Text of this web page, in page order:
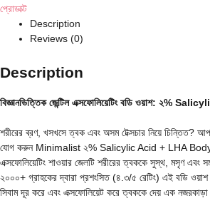
প্রোডাক্ট
Description
Reviews (0)
Description
বিজ্ঞানভিত্তিক জেন্টিল এক্সফোলিয়েটিং বডি ওয়াশ: ২%
শরীরের ব্রণ, খসখসে ত্বক এবং অসম টেক্সচার নিয়ে চিন্তিত?
যোগ করুন Minimalist ২% Salicylic Acid + LHA Body
এক্সফোলিয়েটিং শাওয়ার জেলটি শরীরের ত্বককে সুস্থ, মসৃণ এবং
২০০০+ গ্রাহকের দ্বারা প্রশংসিত (৪.৩/৫ রেটিং) এই বডি
সিবাম দূর করে এবং এক্সফোলিয়েট করে ত্বককে দেয় এক নজরকাড়া